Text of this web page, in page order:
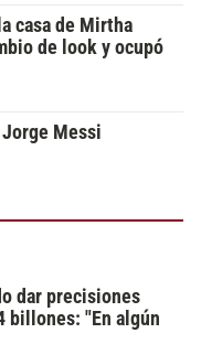
casa de Mirtha
de look y ocupó
Messi
dar precisiones
billones: "En algún